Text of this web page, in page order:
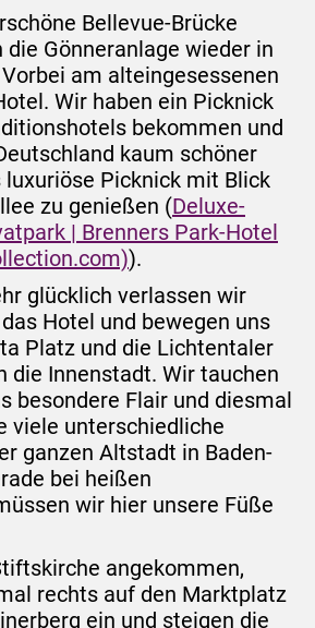
Bellevue-Brücke
die Gönneranlage wieder in
am alteingesessenen
Wir haben ein Picknick
bekommen und
kaum schöner
luxuriöse Picknick mit Blick
zu genießen (Deluxe-
| Brenners Park-Hotel
).
glücklich verlassen wir
Hotel und bewegen uns
Platz und die Lichtentaler
die Innenstadt. Wir tauchen
besondere Flair und diesmal
viele unterschiedliche
ganzen Altstadt in Baden-
bei heißen
wir hier unsere Füße
angekommen,
rechts auf den Marktplatz
ein und steigen die